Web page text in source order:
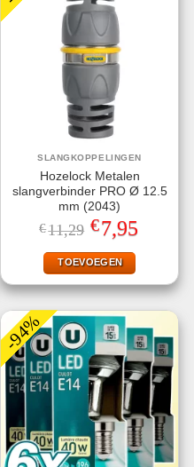
SLANGKOPPELINGEN
Hozelock Metalen
slangverbinder PRO Ø 12.5
mm (2043)
€11,29 Oorspronkelijke
prijs
was:
€11,29.
€7,95prijs
TOEVOEGEN
-94%